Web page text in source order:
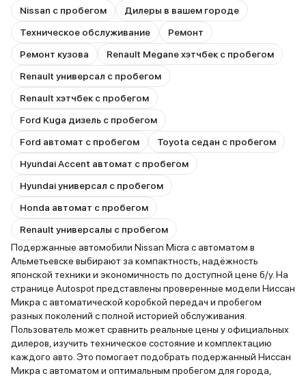
Nissan с пробегом
Дилеры в вашем городе
Техническое обслуживание
Ремонт
Ремонт кузова
Renault Megane хэтчбек с пробегом
Renault универсал с пробегом
Renault хэтчбек с пробегом
Ford Kuga дизель с пробегом
Ford автомат с пробегом
Toyota седан с пробегом
Hyundai Accent автомат с пробегом
Hyundai универсал с пробегом
Honda автомат с пробегом
Renault универсалы с пробегом
Подержанные автомобили Nissan Micra с автоматом в
Альметьевске выбирают за компактность, надёжность
японской техники и экономичность по доступной цене б/у. На
странице Autospot представлены проверенные модели Ниссан
Микра с автоматической коробкой передач и пробегом
разных поколений с полной историей обслуживания.
Пользователь может сравнить реальные цены у официальных
дилеров, изучить техническое состояние и комплектацию
каждого авто. Это помогает подобрать подержанный Ниссан
Микра с автоматом и оптимальным пробегом для города,